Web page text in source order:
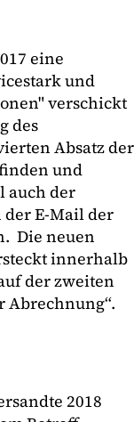
eine
und
verschickt
des
Absatz der
und
auch der
E-Mail der
Die neuen
innerhalb
der zweiten
Abrechnung“.
2018